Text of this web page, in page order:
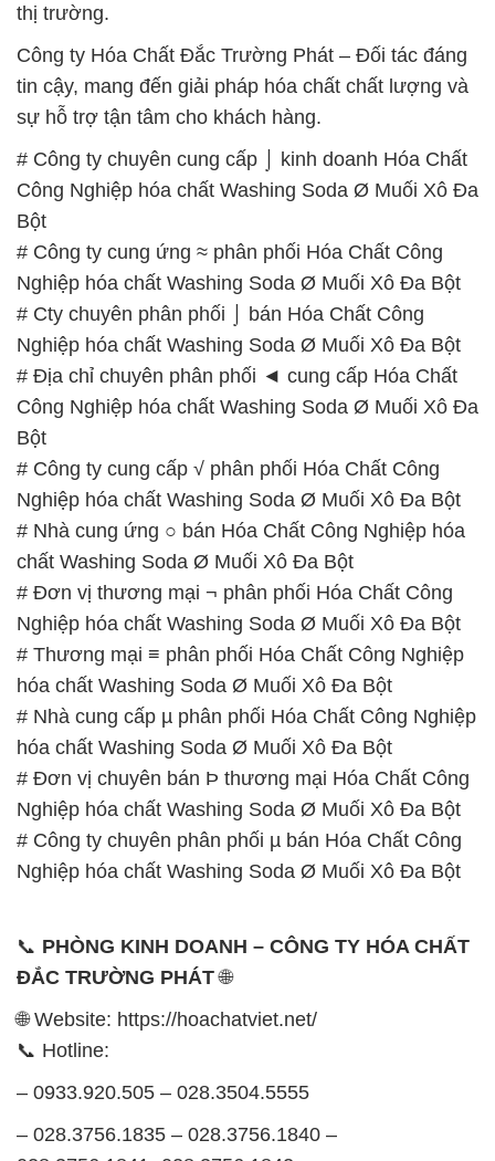
thị trường.
Công ty Hóa Chất Đắc Trường Phát – Đối tác đáng
tin cậy, mang đến giải pháp hóa chất chất lượng và
sự hỗ trợ tận tâm cho khách hàng.
# Công ty chuyên cung cấp ⌡ kinh doanh Hóa Chất
Công Nghiệp hóa chất Washing Soda Ø Muối Xô Đa
Bột
# Công ty cung ứng ≈ phân phối Hóa Chất Công
Nghiệp hóa chất Washing Soda Ø Muối Xô Đa Bột
# Cty chuyên phân phối ⌡ bán Hóa Chất Công
Nghiệp hóa chất Washing Soda Ø Muối Xô Đa Bột
# Địa chỉ chuyên phân phối ◄ cung cấp Hóa Chất
Công Nghiệp hóa chất Washing Soda Ø Muối Xô Đa
Bột
# Công ty cung cấp √ phân phối Hóa Chất Công
Nghiệp hóa chất Washing Soda Ø Muối Xô Đa Bột
# Nhà cung ứng ○ bán Hóa Chất Công Nghiệp hóa
chất Washing Soda Ø Muối Xô Đa Bột
# Đơn vị thương mại ¬ phân phối Hóa Chất Công
Nghiệp hóa chất Washing Soda Ø Muối Xô Đa Bột
# Thương mại ≡ phân phối Hóa Chất Công Nghiệp
hóa chất Washing Soda Ø Muối Xô Đa Bột
# Nhà cung cấp µ phân phối Hóa Chất Công Nghiệp
hóa chất Washing Soda Ø Muối Xô Đa Bột
# Đơn vị chuyên bán Þ thương mại Hóa Chất Công
Nghiệp hóa chất Washing Soda Ø Muối Xô Đa Bột
# Công ty chuyên phân phối µ bán Hóa Chất Công
Nghiệp hóa chất Washing Soda Ø Muối Xô Đa Bột
📞 PHÒNG KINH DOANH – CÔNG TY HÓA CHẤT
ĐẮC TRƯỜNG PHÁT🌐
🌐 Website: https://hoachatviet.net/
📞 Hotline:
– 0933.920.505 – 028.3504.5555
– 028.3756.1835 – 028.3756.1840 –